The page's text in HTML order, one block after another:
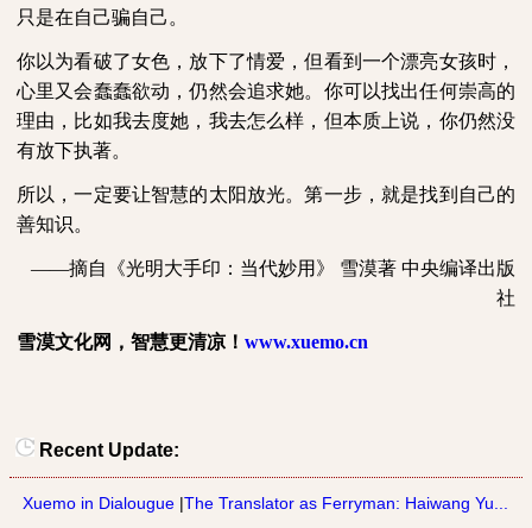
只是在自己骗自己。
你以为看破了女色，放下了情爱，但看到一个漂亮女孩时，
心里又会蠢蠢欲动，仍然会追求她。你可以找出任何崇高的
理由，比如我去度她，我去怎么样，但本质上说，你仍然没
有放下执著。
所以，一定要让智慧的太阳放光。第一步，就是找到自己的
善知识。
——摘自《光明大手印：当代妙用》 雪漠著 中央编译出版
社
雪漠文化网，智慧更清凉！ www.xuemo.cn
Recent Update:
Xuemo in Dialougue |The Translator as Ferryman: Haiwang Yu...